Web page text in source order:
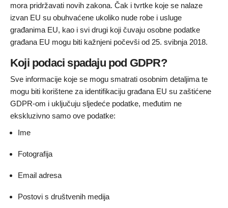
mora pridržavati novih zakona. Čak i tvrtke koje se nalaze
izvan EU su obuhvaćene ukoliko nude robe i usluge
građanima EU, kao i svi drugi koji čuvaju osobne podatke
građana EU mogu biti kažnjeni počevši od 25. svibnja 2018.
Koji podaci spadaju pod GDPR?
Sve informacije koje se mogu smatrati osobnim detaljima te
mogu biti korištene za identifikaciju građana EU su zaštićene
GDPR-om i uključuju sljedeće podatke, međutim ne
ekskluzivno samo ove podatke:
Ime
Fotografija
Email adresa
Postovi s društvenih medija